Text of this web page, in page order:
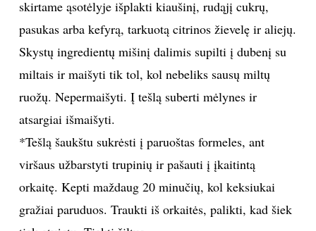
PRIVATUMO POLITIKA
Sekite mus:
NAUJIENLAIŠKĮ
skirtame ąsotėlyje išplakti kiaušinį, rudąjį cukrų,
pasukas arba kefyrą, tarkuotą citrinos žievelę ir aliejų.
Skystų ingredientų mišinį dalimis supilti į dubenį su
miltais ir maišyti tik tol, kol nebeliks sausų miltų
ruožų. Nepermaišyti. Į tešlą suberti mėlynes ir
atsargiai išmaišyti.
*Tešlą šaukštu sukrėsti į paruoštas formeles, ant
viršaus užbarstyti trupinių ir pašauti į įkaitintą
orkaitę. Kepti maždaug 20 minučių, kol keksiukai
gražiai paruduos. Traukti iš orkaitės, palikti, kad šiek